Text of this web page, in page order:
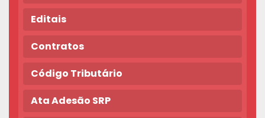
Editais
Contratos
Código Tributário
Ata Adesão SRP